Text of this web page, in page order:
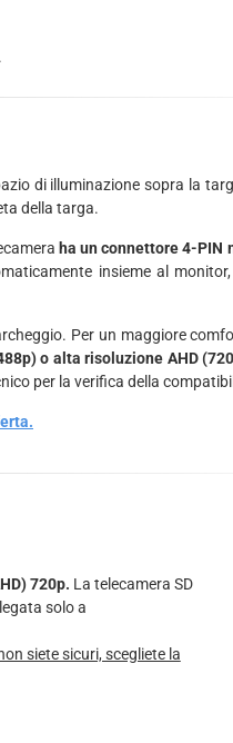
di illuminazione sopra la
della targa.
ha un connettore 4-PIN
insieme al
Per un maggiore
o alta risoluzione AHD
per la verifica della
720p. La telecamera SD
solo a
siete sicuri, scegliete la